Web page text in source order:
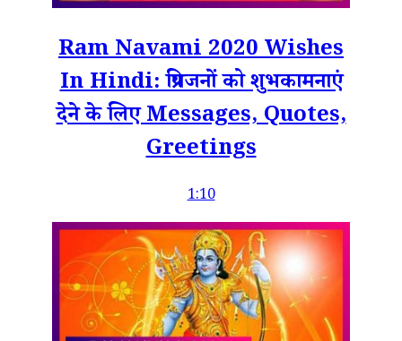
Ram Navami 2020 Wishes
In Hindi: प्रियजनों को शुभकामनाएं
देने के लिए Messages, Quotes,
Greetings
1:10